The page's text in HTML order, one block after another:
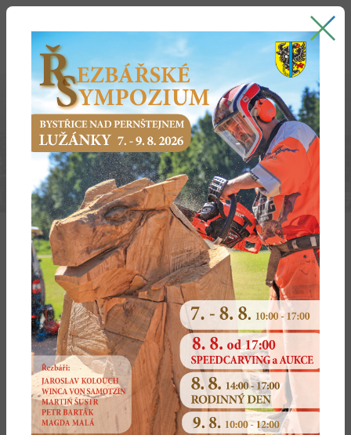
ÚSEK OCHRANY PŘÍRODY A KRAJINY
Obecní úřady obcí s rozšířenou působností vykonávají ve
svém správním obvodu státní správu v ochraně přírody a
krajiny podle zákona č. 114/1992 Sb., o ochraně přírody
a krajiny, v platném znění, pokud není příslušný jiný
orgán ochrany přírody (např. krajský úřad, ministerstvo
životního prostředí aj.) a nejde-li o území národního
parku, CHKO, maloplošných zvláště chráněných území a
jejich ochranných pásem a evropsky významných lokalit.
To znamená zejména:
vydávají souhlasy k zásahům, které by mohly vést k
poškození nebo zničení významného krajinného prvku
nebo ohrožení nebo oslabení jeho ekologicko-
stabilizační funkce podle § 4 odst. 2 a registrují
významné krajinné prvky podle § 6 odst. 1,
vydávají rozhodnutím nebo opatřením obecné povahy
povolení k rozšiřování nepůvodního druhu nebo